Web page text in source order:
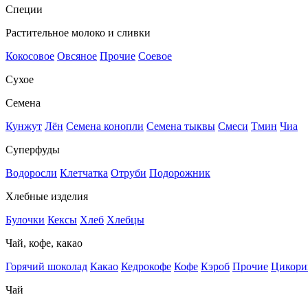
Специи
Растительное молоко и сливки
Кокосовое Овсяное Прочие Соевое
Сухое
Семена
Кунжут Лён Семена конопли Семена тыквы Смеси Тмин Чиа
Суперфуды
Водоросли Клетчатка Отруби Подорожник
Хлебные изделия
Булочки Кексы Хлеб Хлебцы
Чай, кофе, какао
Горячий шоколад Какао Кедрокофе Кофе Кэроб Прочие
Чай